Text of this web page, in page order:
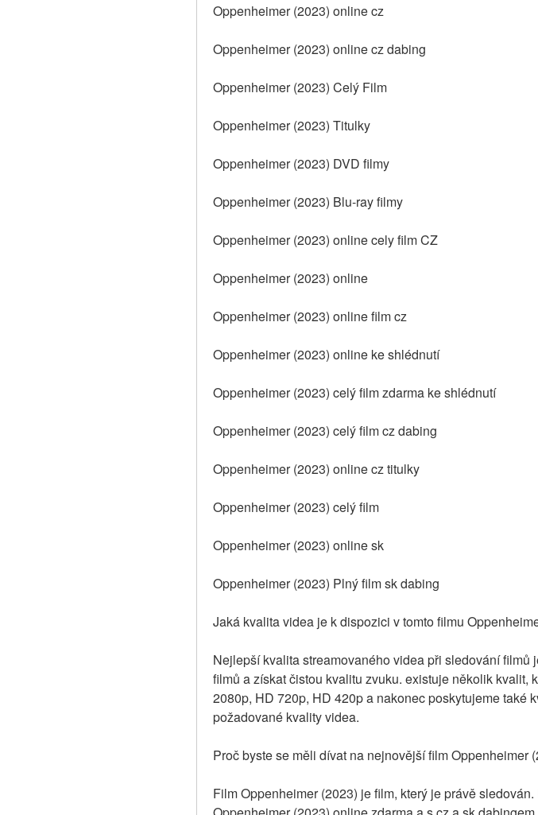
Oppenheimer (2023) online cz
Oppenheimer (2023) online cz dabing
Oppenheimer (2023) Celý Film
Oppenheimer (2023) Titulky
Oppenheimer (2023) DVD filmy
Oppenheimer (2023) Blu-ray filmy
Oppenheimer (2023) online cely film CZ
Oppenheimer (2023) online
Oppenheimer (2023) online film cz
Oppenheimer (2023) online ke shlédnutí
Oppenheimer (2023) celý film zdarma ke shlédnutí
Oppenheimer (2023) celý film cz dabing
Oppenheimer (2023) online cz titulky
Oppenheimer (2023) celý film
Oppenheimer (2023) online sk
Oppenheimer (2023) Plný film sk dabing
Jaká kvalita videa je k dispozici v tomto filmu
Nejlepší kvalita streamovaného videa při sledování
filmů a získat čistou kvalitu zvuku. existuje několik
2080p, HD 720p, HD 420p a nakonec poskytujeme také
požadované kvality videa.
Proč byste se měli dívat na nejnovější film Oppenheimer
Film Oppenheimer (2023) je film, který je právě